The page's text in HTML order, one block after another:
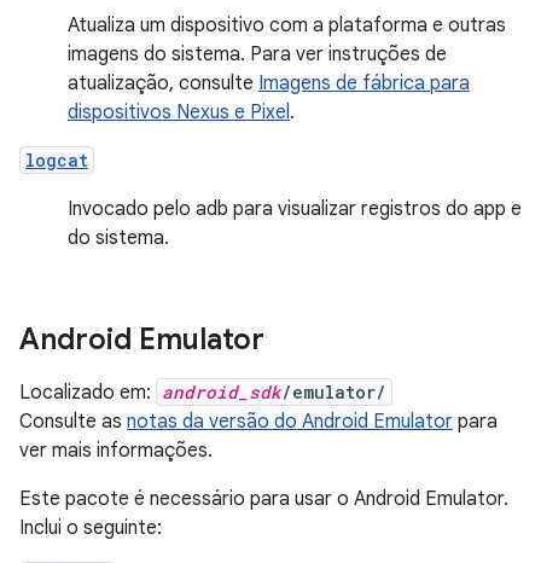
Atualiza um dispositivo com a plataforma e outras
imagens do sistema. Para ver instruções de
atualização, consulte Imagens de fábrica para
dispositivos Nexus e Pixel.
logcat
Invocado pelo adb para visualizar registros do app e
do sistema.
Android Emulator
Localizado em: android_sdk/emulator/
Consulte as notas da versão do Android Emulator para
ver mais informações.
Este pacote é necessário para usar o Android Emulator.
Inclui o seguinte: